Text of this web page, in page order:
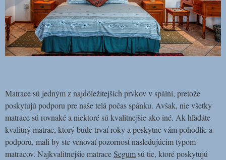
Matrace sú jedným z najdôležitejších prvkov v spálni, pretože
poskytujú podporu pre naše telá počas spánku. Avšak, nie všetky
matrace sú rovnaké a niektoré sú kvalitnejšie ako iné. Ak hľadáte
kvalitný matrac, ktorý bude trvať roky a poskytne vám pohodlie a
podporu, mali by ste venovať pozornosť nasledujúcim typom
matracov. Najkvalitnejšie matraceSegumsú tie, ktoré poskytujú